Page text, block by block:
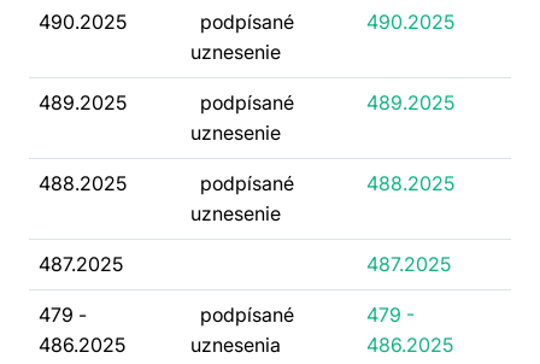
490.2025
podpísané
uznesenie
490.2025
489.2025
podpísané
uznesenie
489.2025
488.2025
podpísané
uznesenie
488.2025
487.2025 487.2025
479 -
486.2025
podpísané
uznesenia
479 -
486.2025